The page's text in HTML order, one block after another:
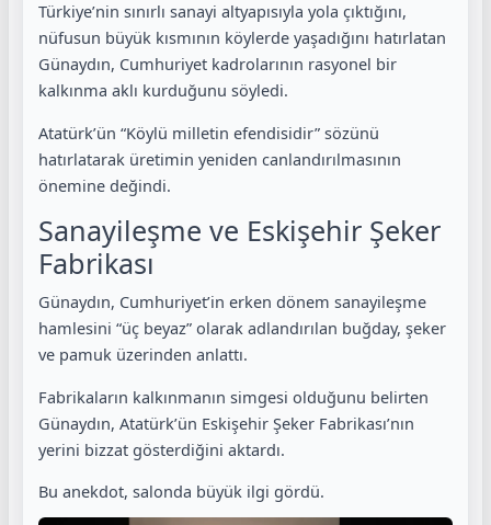
Türkiye’nin sınırlı sanayi altyapısıyla yola çıktığını,
nüfusun büyük kısmının köylerde yaşadığını hatırlatan
Günaydın, Cumhuriyet kadrolarının rasyonel bir
kalkınma aklı kurduğunu söyledi.
Atatürk’ün “Köylü milletin efendisidir” sözünü
hatırlatarak üretimin yeniden canlandırılmasının
önemine değindi.
Sanayileşme ve Eskişehir Şeker
Fabrikası
Günaydın, Cumhuriyet’in erken dönem sanayileşme
hamlesini “üç beyaz” olarak adlandırılan buğday, şeker
ve pamuk üzerinden anlattı.
Fabrikaların kalkınmanın simgesi olduğunu belirten
Günaydın, Atatürk’ün Eskişehir Şeker Fabrikası’nın
yerini bizzat gösterdiğini aktardı.
Bu anekdot, salonda büyük ilgi gördü.